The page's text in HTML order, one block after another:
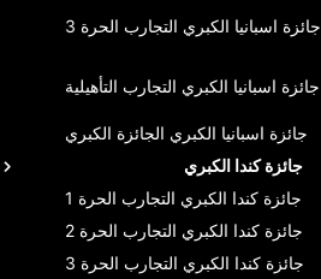
جائزة اسبانيا الكبري التجارب الحرة 3
جائزة اسبانيا الكبري التجارب التأهيلية
جائزة اسبانيا الكبري الجائزة الكبري
جائزة كندا الكبري
جائزة كندا الكبري التجارب الحرة 1
جائزة كندا الكبري التجارب الحرة 2
جائزة كندا الكبري التجارب الحرة 3